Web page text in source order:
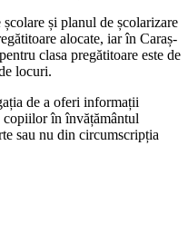
și planul de școlarizare
alocate, iar în Caraș-
clasa pregătitoare este de
locuri.
de a oferi informații
copiilor în învățământul
sau nu din circumscripția